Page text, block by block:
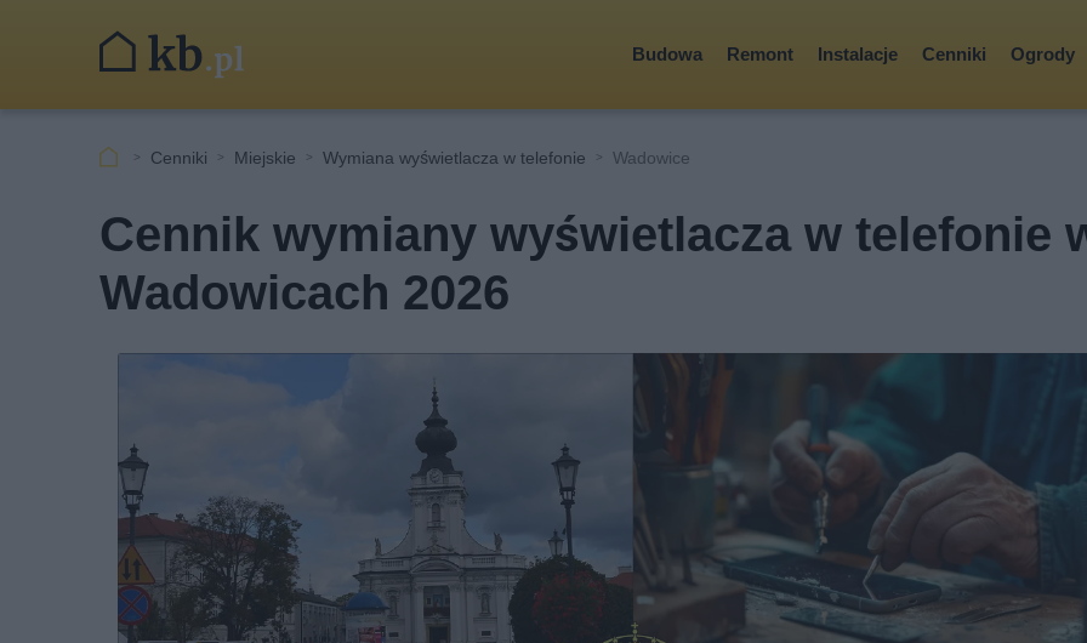
Budowa Remont Instalacje Cenniki Ogrody
Cenniki Miejskie Wymiana wyświetlacza w telefonie Wadowice
Cennik wymiany wyświetlacza w telefonie
Wadowicach 2026